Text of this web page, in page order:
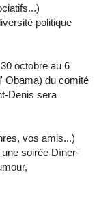
politique
octobre au 6
Obama) du comité
Denis sera
vos amis...)
soirée Dîner-